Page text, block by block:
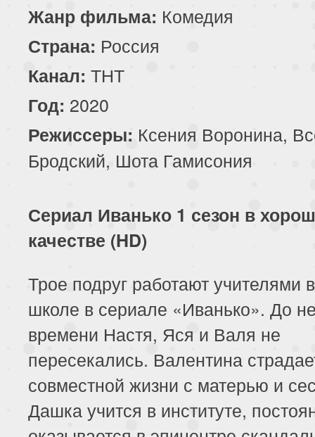
Жанр фильма: Комедия
Страна: Россия
Канал: ТНТ
Год: 2020
Режиссеры: Ксения Воронина,
Бродский, Шота Гамисония
Сериал Иванько 1 сезон в
качестве (HD)
Трое подруг работают учителями
школе в сериале «Иванько». До
времени Настя, Яся и Валя не
пересекались. Валентина
совместной жизни с матерью и
Дашка учится в институте,